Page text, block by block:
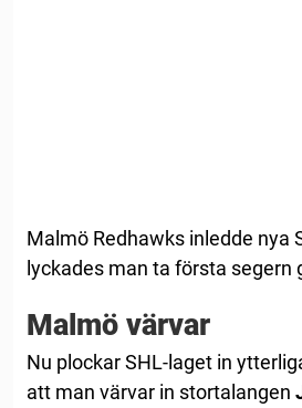
Malmö Redhawks inledde nya
lyckades man ta första
Malmö värvar
Nu plockar SHL-laget in
att man värvar in stortalangen